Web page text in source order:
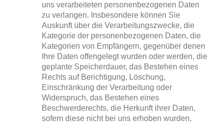
uns verarbeiteten personenbezogenen Daten
zu verlangen. Insbesondere können Sie
Auskunft über die Verarbeitungszwecke, die
Kategorie der personenbezogenen Daten, die
Kategorien von Empfängern, gegenüber denen
Ihre Daten offengelegt wurden oder werden, die
geplante Speicherdauer, das Bestehen eines
Rechts auf Berichtigung, Löschung,
Einschränkung der Verarbeitung oder
Widerspruch, das Bestehen eines
Beschwerderechts, die Herkunft ihrer Daten,
sofern diese nicht bei uns erhoben wurden,